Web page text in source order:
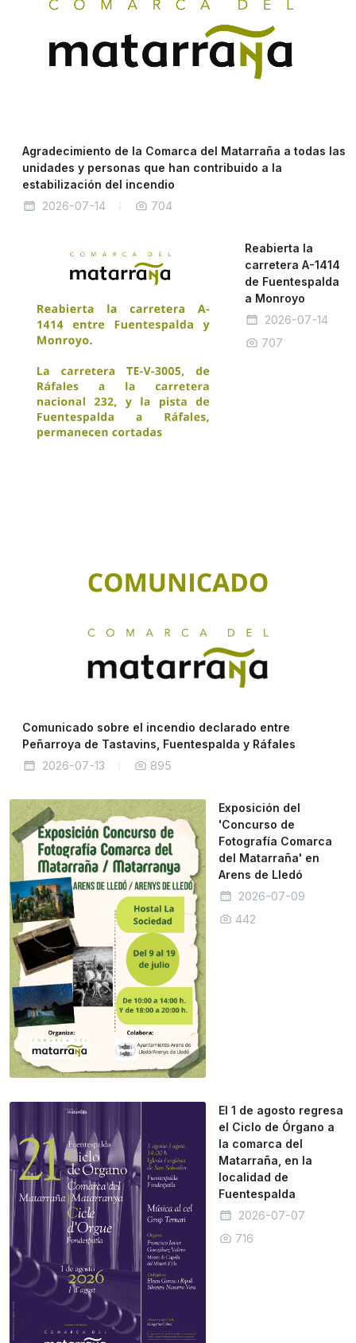
Agradecimiento de la Comarca del Matarraña a todas las
unidades y personas que han contribuido a la
estabilización del incendio
2026-07-14
704
Reabierta la
carretera A-1414
de Fuentespalda
a Monroyo
2026-07-14
707
Comunicado sobre el incendio declarado entre
Peñarroya de Tastavins, Fuentespalda y Ráfales
2026-07-13
895
Exposición del
'Concurso de
Fotografía Comarca
del Matarraña' en
Arens de Lledó
2026-07-09
442
El 1 de agosto regresa
el Ciclo de Órgano a
la comarca del
Matarraña, en la
localidad de
Fuentespalda
2026-07-07
716